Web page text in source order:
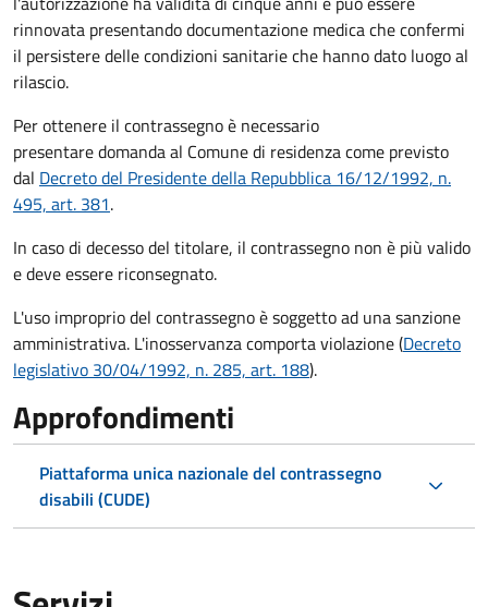
rinnovata presentando documentazione medica che confermi
il persistere delle condizioni sanitarie che hanno dato luogo al
rilascio.
Per ottenere il contrassegno è necessario
presentare domanda al Comune di residenza come previsto
dal Decreto del Presidente della Repubblica 16/12/1992, n.
495, art. 381.
In caso di decesso del titolare, il contrassegno non è più valido
e deve essere riconsegnato.
L'uso improprio del contrassegno è soggetto ad una sanzione
amministrativa. L'inosservanza comporta violazione (Decreto
legislativo 30/04/1992, n. 285, art. 188).
Approfondimenti
Piattaforma unica nazionale del contrassegno
disabili (CUDE)